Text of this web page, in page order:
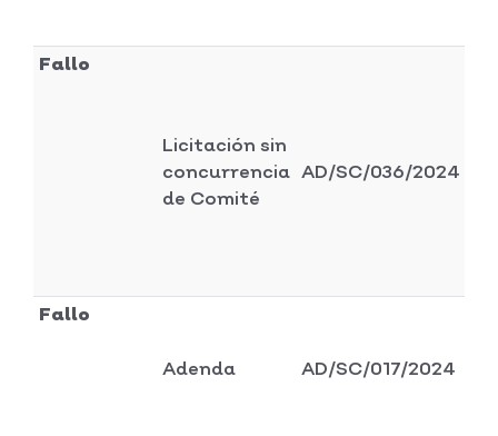
Fallo
Licitación sin
concurrencia
de Comité
AD/SC/036/2024
Fallo
Adenda AD/SC/017/2024